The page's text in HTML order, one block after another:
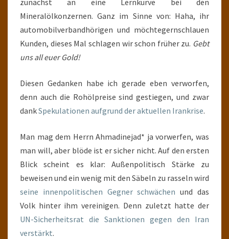
zunächst an eine Lernkurve bei den
Mineralölkonzernen. Ganz im Sinne von: Haha, ihr
automobilverbandhörigen und möchtegernschlauen
Kunden, dieses Mal schlagen wir schon früher zu. Gebt
uns all euer Gold!
Diesen Gedanken habe ich gerade eben verworfen,
denn auch die Rohölpreise sind gestiegen, und zwar
dankSpekulationen aufgrund der aktuellen Irankrise.
Man mag dem Herrn Ahmadinejad* ja vorwerfen, was
man will, aber blöde ist er sicher nicht. Auf den ersten
Blick scheint es klar: Außenpolitisch Stärke zu
beweisen und ein wenig mit den Säbeln zu rasseln wird
seine innenpolitischen Gegner schwächen und das
Volk hinter ihm vereinigen. Denn zuletzt hatte der
UN-Sicherheitsrat die Sanktionen gegen den Iran
verstärkt.